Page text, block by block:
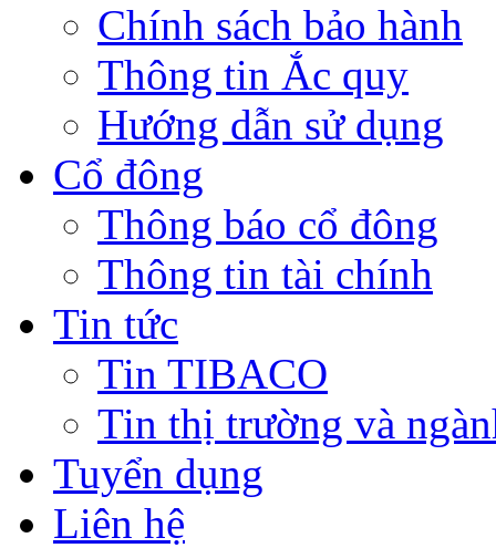
Chính sách bảo hành
Thông tin Ắc quy
Hướng dẫn sử dụng
Cổ đông
Thông báo cổ đông
Thông tin tài chính
Tin tức
Tin TIBACO
Tin thị trường và
Tuyển dụng
Liên hệ